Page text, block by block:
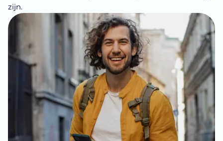
nog maar in contact met werkgevers die daarop
aansluiten. Hierdoor hoef jij alleen nog maar vragen te
stellen over onderwerpen die voor jou echt van belang